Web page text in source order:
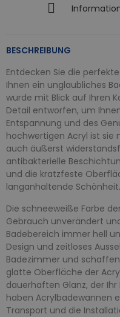
BESCHREIBUNG
Entdecken Sie die
Ihnen ein unglaubliches
wurde mit Blick auf Ihren
Detail entworfen, um
Entspannung und des
hochwertigen Acryl ist sie
auch äußerst
antibakterielle
und die kratzfeste
langanhaltende Schönheit.
Die schneeweiße Farbe
Gebrauch unverändert
Badebereich immer hell
Design und zeitloses
Badezimmer und
glatte Oberfläche der
dauerhaften Glanz, der
haben Acrylbadewannen
Transport und die